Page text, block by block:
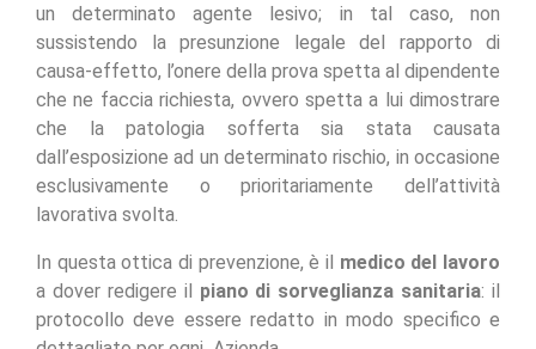
un determinato agente lesivo; in tal caso, non
sussistendo la presunzione legale del rapporto di
causa-effetto, l’onere della prova spetta al dipendente
che ne faccia richiesta, ovvero spetta a lui dimostrare
che la patologia sofferta sia stata causata
dall’esposizione ad un determinato rischio, in occasione
esclusivamente o prioritariamente dell’attività
lavorativa svolta.
In questa ottica di prevenzione, è il medico del lavoro
a dover redigere il piano di sorveglianza sanitaria: il
protocollo deve essere redatto in modo specifico e